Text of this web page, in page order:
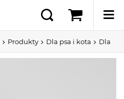
Produkty Dla psa i kota Dla